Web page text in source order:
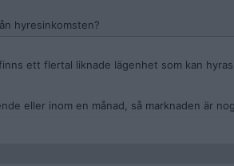
hyresinkomsten?
ett flertal liknade lägenhet som kan
eller inom en månad, så marknaden är